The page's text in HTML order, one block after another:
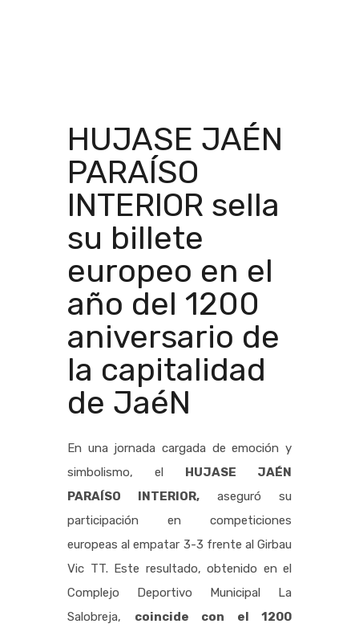
HUJASE JAÉN
PARAÍSO
INTERIOR sella
su billete
europeo en el
año del 1200
aniversario de
la capitalidad
de JaéN
En una jornada cargada de emoción y
simbolismo, el HUJASE JAÉN
PARAÍSO INTERIOR, aseguró su
participación en competiciones
europeas al empatar 3-3 frente al Girbau
Vic TT. Este resultado, obtenido en el
Complejo Deportivo Municipal La
Salobreja, coincide con el 1200